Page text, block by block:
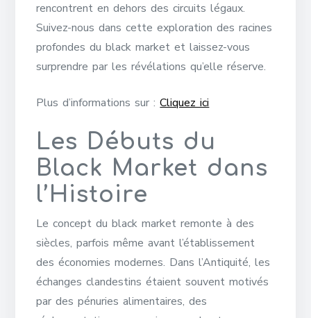
rencontrent en dehors des circuits légaux.
Suivez-nous dans cette exploration des racines
profondes du black market et laissez-vous
surprendre par les révélations qu’elle réserve.
Plus d’informations sur :Cliquez ici
Les Débuts du
Black Market dans
l’Histoire
Le concept du black market remonte à des
siècles, parfois même avant l’établissement
des économies modernes. Dans l’Antiquité, les
échanges clandestins étaient souvent motivés
par des pénuries alimentaires, des